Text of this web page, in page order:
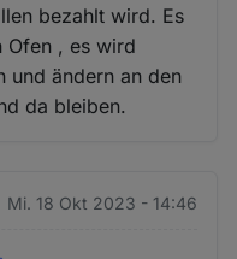
bezahlt wird. Es
Ofen , es wird
und ändern an den
da bleiben.
Mi. 18 Okt 2023 - 14:46